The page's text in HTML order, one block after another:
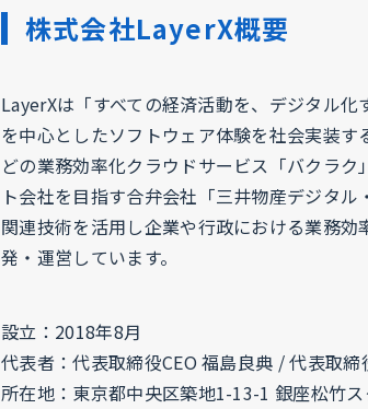
株式会社LayerX概要
LayerXは「すべての経済活動を、デジタル
を中心としたソフトウェア体験を社会実装
どの業務効率化クラウドサービス「バクラ
ト会社を目指す合弁会社「三井物産デジタ
関連技術を活用し企業や行政における業務
発・運営しています。
設立：2018年8月
代表者：代表取締役CEO 福島良典 / 代表取
所在地：東京都中央区築地1-13-1 銀座松竹